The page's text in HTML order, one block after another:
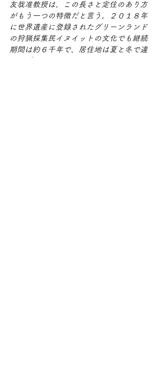
友哉准教授は、この長さと定住のあり方
がもう一つの特徴だと言う。２０１８年
に世界遺産に登録されたグリーンランド
の狩猟採集民イヌイットの文化でも継続
期間は約６千年で、居住地は夏と冬で違